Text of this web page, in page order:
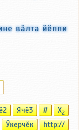
вӑлта йӗппи
Ячӗ3 # X2
Ӳкерчӗк http://